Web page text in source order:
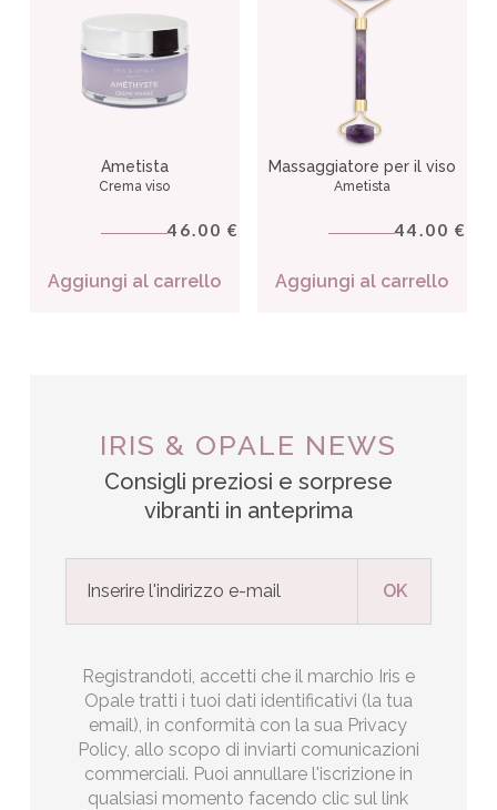
Ametista
Crema viso
46.00 €
Aggiungi al carrello
Massaggiatore per il viso
Ametista
44.00 €
Aggiungi al carrello
IRIS & OPALE NEWS
Consigli preziosi e sorprese
vibranti in anteprima
Registrandoti, accetti che il marchio Iris e
Opale tratti i tuoi dati identificativi (la tua
email), in conformità con la sua Privacy
Policy, allo scopo di inviarti comunicazioni
commerciali. Puoi annullare l'iscrizione in
qualsiasi momento facendo clic sul link